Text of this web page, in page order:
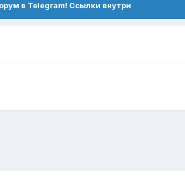
в Telegram! Ссылки внутри